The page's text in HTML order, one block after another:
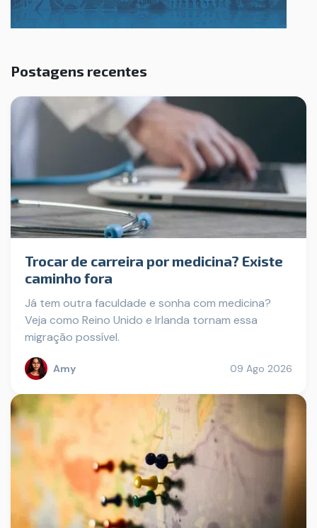
Postagens recentes
Trocar de carreira por medicina? Existe
caminho fora
Já tem outra faculdade e sonha com medicina?
Veja como Reino Unido e Irlanda tornam essa
migração possível.
Amy 09 Ago 2026